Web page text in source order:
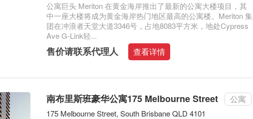
公寓巨头 Meriton 在黄金海岸推出了最新的公寓大楼项目，其
中一座大楼将成为黄金海岸热门地区最高的公寓楼。Meriton 集
团在冲浪者天堂大道3346号，占地8083平方米，地处Cypress
Ave G-Link轻...
售价请联系代理人 查看详情
南布里斯班豪华公寓175 Melbourne Street 公寓
175 Melbourne Street, South Brisbane QLD 4101